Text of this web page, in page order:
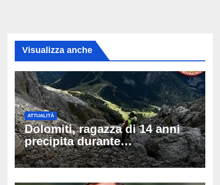
Visualizza anche
ATTUALITÀ
Dolomiti, ragazza di 14 anni
precipita durante
un’escursione: tragedia sul
Latemar davanti alla famiglia